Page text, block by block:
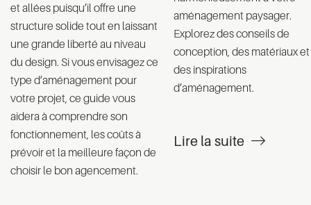
et allées puisqu’il offre une
structure solide tout en laissant
une grande liberté au niveau
du design. Si vous envisagez ce
type d’aménagement pour
votre projet, ce guide vous
aidera à comprendre son
fonctionnement, les coûts à
prévoir et la meilleure façon de
choisir le bon agencement.
aménagement paysager.
Explorez des conseils de
conception, des matériaux et
des inspirations
d’aménagement.
Lire la suite